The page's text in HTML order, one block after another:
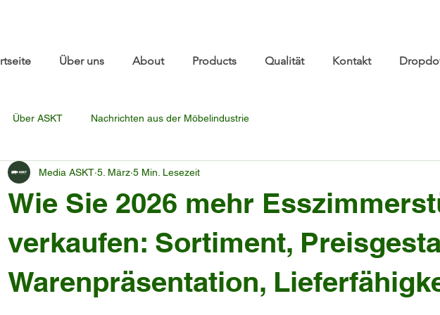
Über uns About Products Qualität Kontakt
Über ASKT Nachrichten aus der Möbelindustrie
Wie Sie 2026 mehr
verkaufen: Sortiment,
Warenpräsentation,
Media ASKT 5. März 5 Min. Lesezeit